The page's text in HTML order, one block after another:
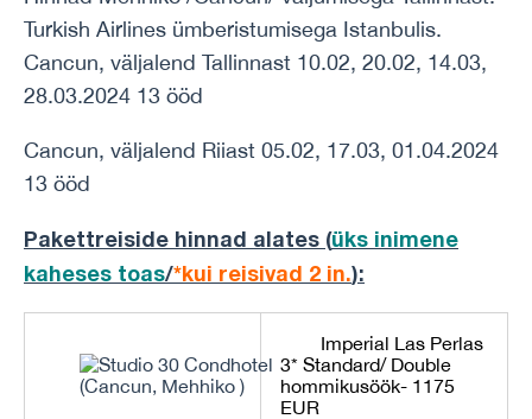
Turkish Airlines ümberistumisega Istanbulis.
Cancun, väljalend Tallinnast 10.02, 20.02, 14.03,
28.03.2024 13 ööd
Cancun, väljalend Riiast 05.02, 17.03, 01.04.2024
13 ööd
Pakettreiside hinnad alates (üks inimene
kaheses toas/*kui reisivad 2 in.):
Imperial Las Perlas
3* Standard/ Double
hommikusöök- 1175
EUR